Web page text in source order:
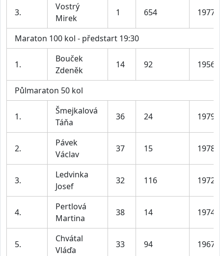
3.
Vostrý
Mirek
1 654 1977
Maraton 100 kol - předstart 19:30
1.
Bouček
Zdeněk
14 92 1956
Půlmaraton 50 kol
1.
Šmejkalová
Táňa
36 24 1979
2.
Pávek
Václav
37 15 1978
3.
Ledvinka
Josef
32 116 1972
4.
Pertlová
Martina
38 14 1974
5.
Chvátal
Vláďa
33 94 1967